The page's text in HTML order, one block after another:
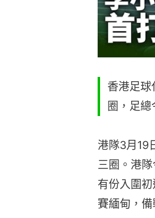
香港足球
圈，足
港隊3月19
三圈。港
有份入圍
賽緬甸，